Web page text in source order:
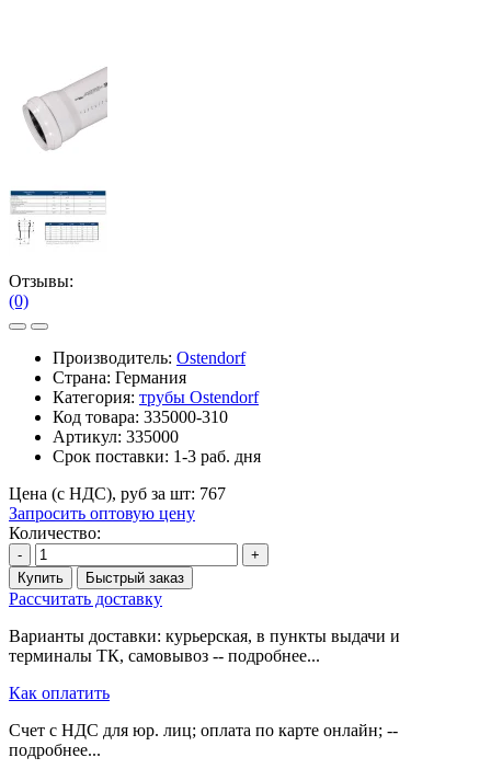
Отзывы:
(0)
Производитель: Ostendorf
Страна: Германия
Категория: трубы Ostendorf
Код товара: 335000-310
Артикул: 335000
Срок поставки: 1-3 раб. дня
Цена (с НДС), руб за шт: 767
Запросить оптовую цену
Количество:
-
+
Купить
Быстрый заказ
Рассчитать доставку
Варианты доставки: курьерская, в пункты выдачи и
терминалы ТК, самовывоз -- подробнее...
Как оплатить
Счет с НДС для юр. лиц; оплата по карте онлайн; --
подробнее...